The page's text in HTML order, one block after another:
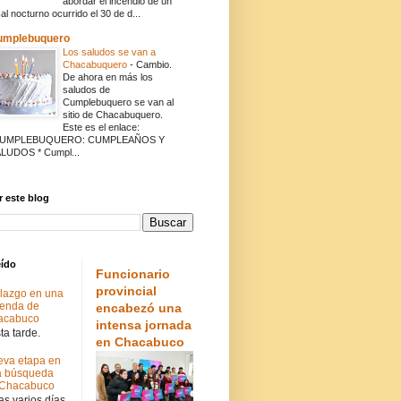
nocturno ocurrido el 30 de d...
Los saludos se van a
Chacabuquero - Cambio.
De ahora en más los
saludos de
Cumplebuquero se van al
sitio de Chacabuquero.
Este es el enlace:
CUMPLEAÑOS Y
* Cumpl...
este blog
en una
de
tarde.
etapa en
búsqueda
Funcionario
provincial
encabezó una
intensa jornada
en Chacabuco